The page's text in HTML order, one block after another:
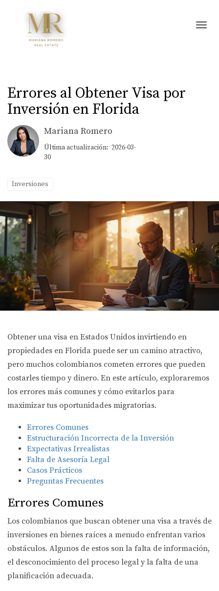
Errores al Obtener Visa por
Inversión en Florida
Mariana Romero
Última actualización: 2026-03-
30
Inversiones
Obtener una visa en Estados Unidos invirtiendo en
propiedades en Florida puede ser un camino atractivo,
pero muchos colombianos cometen errores que pueden
costarles tiempo y dinero. En este artículo, exploraremos
los errores más comunes y cómo evitarlos para
maximizar tus oportunidades migratorias.
Errores Comunes
Estructuración Incorrecta de la Inversión
Expectativas Irrealistas
Falta de Asesoría Legal
Casos Prácticos
Preguntas Frecuentes
Errores Comunes
Los colombianos que buscan obtener una visa a través de
inversiones en bienes raíces a menudo enfrentan varios
obstáculos. Algunos de estos son la falta de información,
el desconocimiento del proceso legal y la falta de una
planificación adecuada.